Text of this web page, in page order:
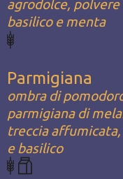
agrodolce, polvere
basilico e menta
Parmigiana
ombra di
parmigiana di
treccia
e basilico